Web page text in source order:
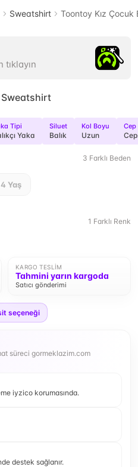
Sweatshirt Toontoy Kız Çocuk
Sweatshirt
Tipi
Yaka
Siluet
Balık
Kol Boyu
Uzun
Cep
3 Farklı Beden
Yaş
1 Farklı Renk
KARGO TESLIM
Tahmini yarın kargoda
Satıcı gönderimi
seçeneği
süreci gormeklazim.com
iyzico korumasında.
destek sağlanır.